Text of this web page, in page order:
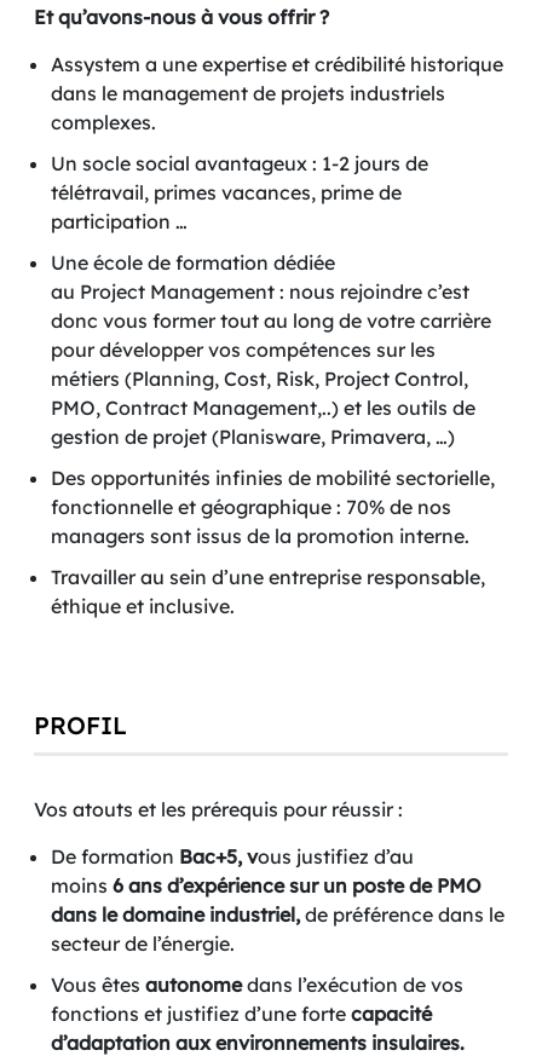
Et qu’avons-nous à vous offrir ?
Assystem a une expertise et crédibilité historique
dans le management de projets industriels
complexes. ​
Un socle social avantageux : 1-2 jours de
télétravail, primes vacances, prime de
participation …​
Une école de formation dédiée
au Project Management : nous rejoindre c’est
donc vous former tout au long de votre carrière
pour développer vos compétences sur les
métiers (Planning, Cost, Risk, Project Control,
PMO, Contract Management,..) et les outils de
gestion de projet (Planisware, Primavera, …​)
Des opportunités infinies de mobilité sectorielle,
fonctionnelle et géographique : 70% de nos
managers sont issus de la promotion interne​.
Travailler au sein d’une entreprise responsable,
éthique et inclusive​.
PROFIL
Vos atouts et les prérequis pour réussir :
De formation Bac+5, vous justifiez d’au
moins 6 ans d’expérience sur un poste de PMO
dans le domaine industriel,de préférence dans le
secteur de l’énergie.
Vous êtes autonomedans l’exécution de vos
fonctions et justifiez d’une forte capacité
d’adaptation aux environnements insulaires.